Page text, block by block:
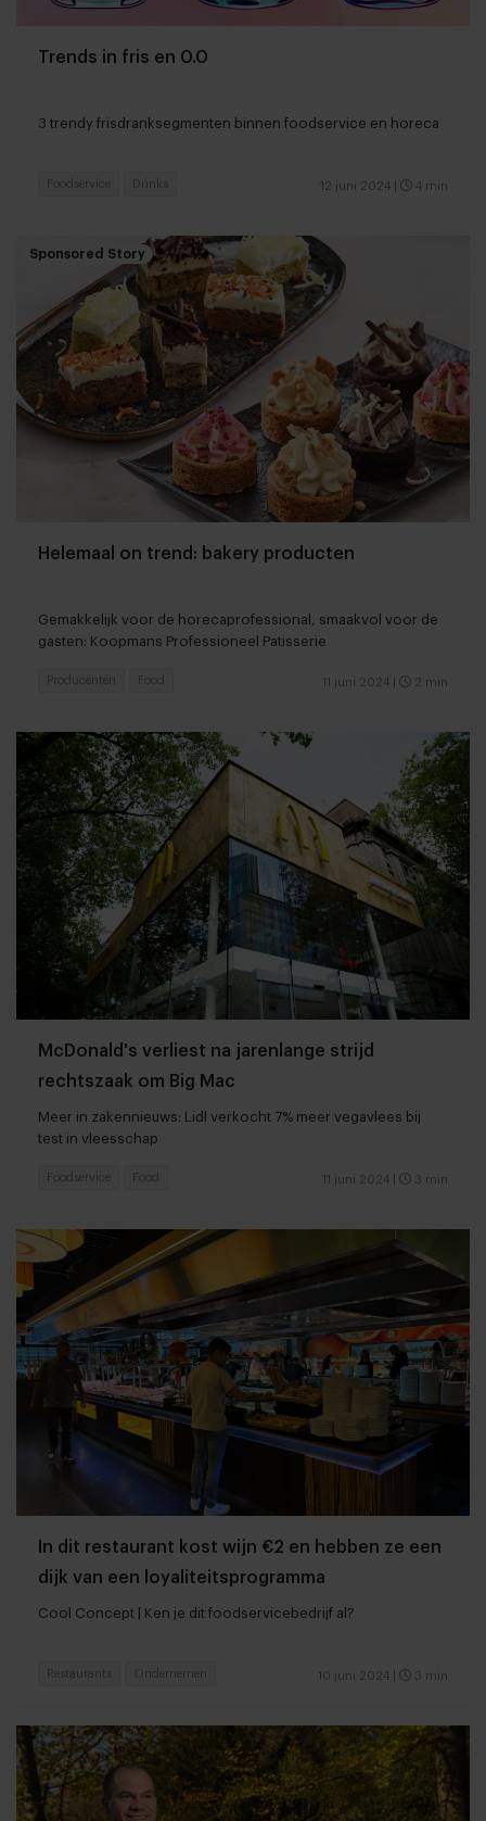
Trends in fris en 0.0
3 trendy frisdranksegmenten binnen foodservice en horeca
12 juni 2024 4 min
Foodservice Drinks
Sponsored Story
Helemaal on trend: bakery producten
Gemakkelijk voor de horecaprofessional, smaakvol voor de
gasten: Koopmans Professioneel Patisserie
11 juni 2024 2 min
Producenten Food
McDonald's verliest na jarenlange strijd
rechtszaak om Big Mac
Meer in zakennieuws: Lidl verkocht 7% meer vegavlees bij
test in vleesschap
11 juni 2024 3 min
Foodservice Food
In dit restaurant kost wijn €2 en hebben ze een
dijk van een loyaliteitsprogramma
Cool Concept | Ken je dit foodservicebedrijf al?
10 juni 2024 3 min
Restaurants Ondernemen